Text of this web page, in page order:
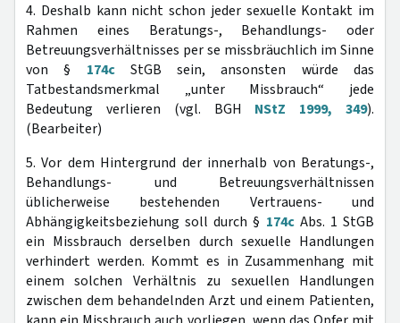
4. Deshalb kann nicht schon jeder sexuelle Kontakt im
Rahmen eines Beratungs-, Behandlungs- oder
Betreuungsverhältnisses per se missbräuchlich im Sinne
von § 174cStGB sein, ansonsten würde das
Tatbestandsmerkmal „unter Missbrauch“ jede
Bedeutung verlieren (vgl. BGH NStZ 1999, 349).
(Bearbeiter)
5. Vor dem Hintergrund der innerhalb von Beratungs-,
Behandlungs- und Betreuungsverhältnissen
üblicherweise bestehenden Vertrauens- und
Abhängigkeitsbeziehung soll durch § 174cAbs. 1 StGB
ein Missbrauch derselben durch sexuelle Handlungen
verhindert werden. Kommt es in Zusammenhang mit
einem solchen Verhältnis zu sexuellen Handlungen
zwischen dem behandelnden Arzt und einem Patienten,